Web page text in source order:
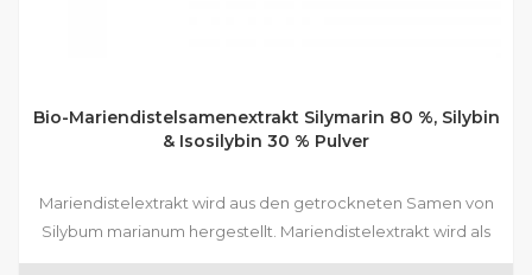
Bio-Mariendistelsamenextrakt Silymarin 80 %, Silybin
& Isosilybin 30 % Pulver
Mariendistelextrakt wird aus den getrockneten Samen von
Silybum marianum hergestellt. Mariendistelextrakt wird als
Gesundheitsprodukt hauptsächlich zum Schutz der Leber